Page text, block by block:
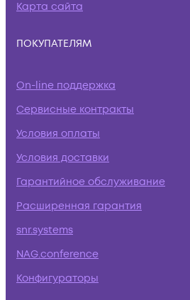
Карта сайта
ПОКУПАТЕЛЯМ
On-line поддержка
Сервисные контракты
Условия оплаты
Условия доставки
Гарантийное обслуживание
Расширенная гарантия
snr.systems
NAG.conference
Конфигураторы